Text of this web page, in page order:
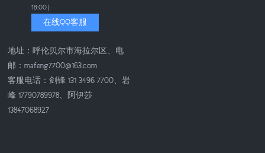
18:00）
在线QQ客服
地址：呼伦贝尔市海拉尔区、电
邮：mafeng7700@163.com
客服电话：剑锋 131 3496 7700、岩
峰 17790789978、阿伊莎
13847068927